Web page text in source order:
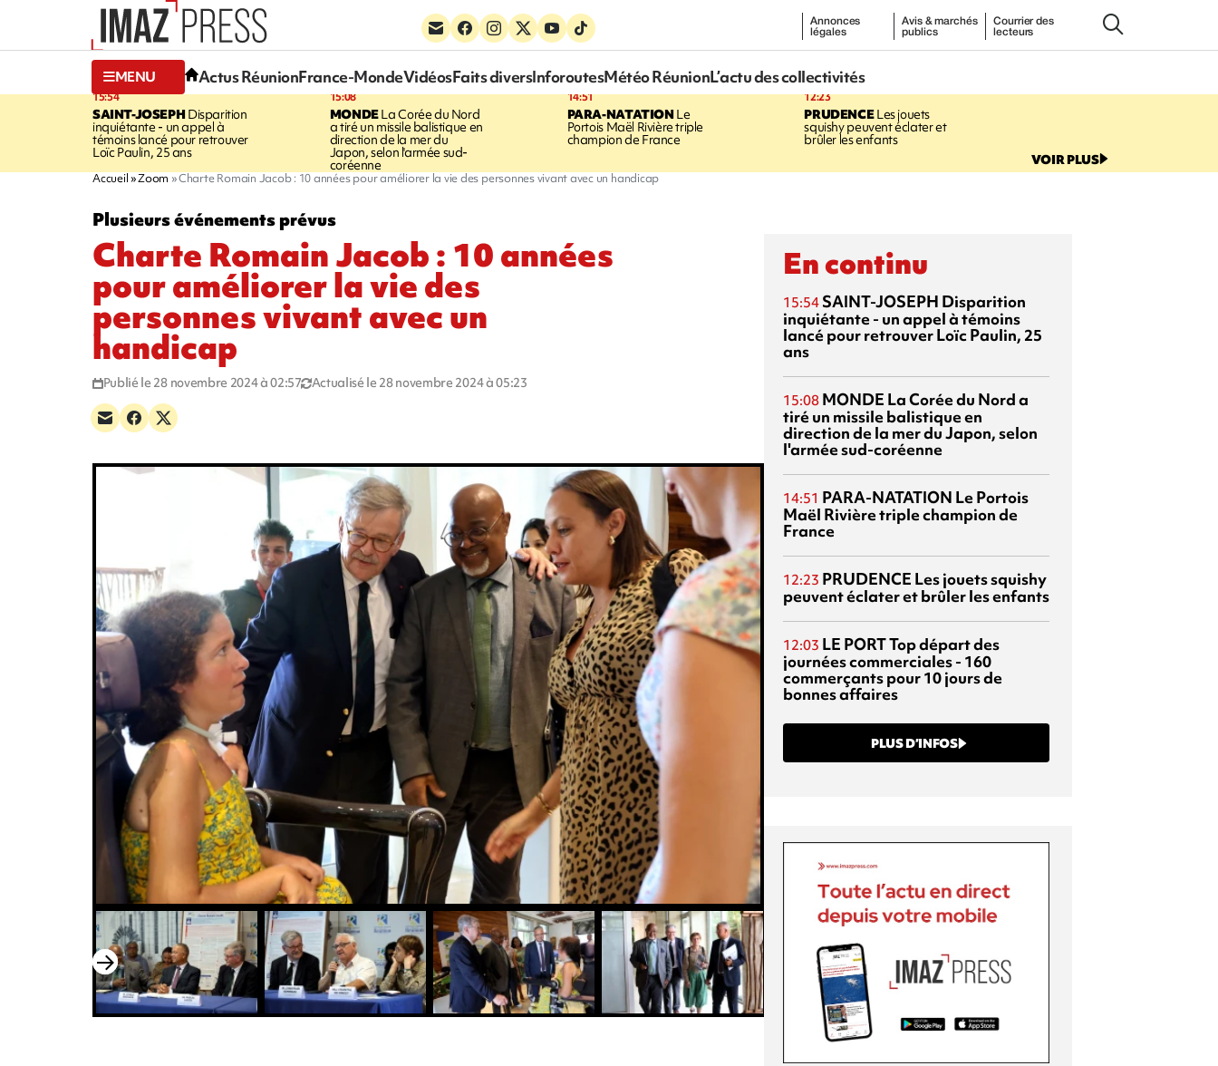
Annonces
légales
Avis & marchés
publics
Courrier des
lecteurs
MENU Actus RéunionFrance-MondeVidéosFaits diversInforoutesMétéo RéunionL’actu des collectivités
15:54
SAINT-JOSEPHDisparition
inquiétante - un appel à
témoins lancé pour retrouver
Loïc Paulin, 25 ans
15:08
MONDELa Corée du Nord
a tiré un missile balistique en
direction de la mer du
Japon, selon l'armée sud-
coréenne
14:51
PARA-NATATIONLe
Portois Maël Rivière triple
champion de France
12:23
PRUDENCELes jouets
squishy peuvent éclater et
brûler les enfants
VOIR PLUS
Accueil Zoom Charte Romain Jacob : 10 années pour améliorer la vie des personnes vivant avec un handicap
Plusieurs événements prévus
Charte Romain Jacob : 10 années
pour améliorer la vie des
personnes vivant avec un
handicap
Publié le 28 novembre 2024 à 02:57 Actualisé le 28 novembre 2024 à 05:23
En continu
15:54 SAINT-JOSEPH Disparition
inquiétante - un appel à témoins
lancé pour retrouver Loïc Paulin, 25
ans
15:08 MONDE La Corée du Nord a
tiré un missile balistique en
direction de la mer du Japon, selon
l'armée sud-coréenne
14:51 PARA-NATATION Le Portois
Maël Rivière triple champion de
France
12:23 PRUDENCE Les jouets squishy
peuvent éclater et brûler les enfants
12:03 LE PORTTop départ des
journées commerciales - 160
commerçants pour 10 jours de
bonnes affaires
PLUS D’INFOS